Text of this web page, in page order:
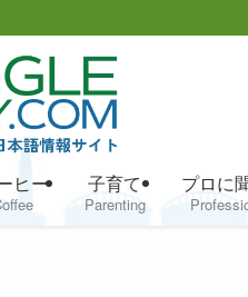
ヒー 子育て
Parenting
プロに